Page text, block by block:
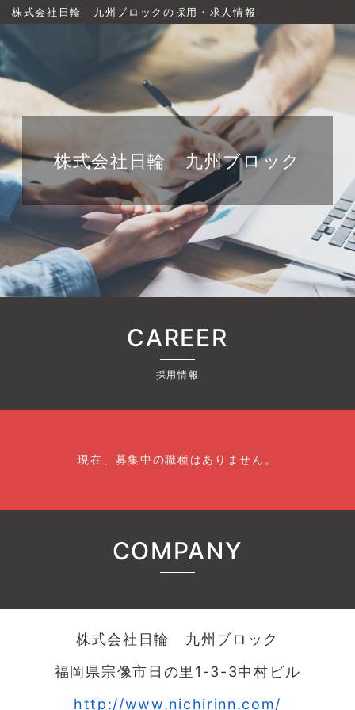
株式会社日輪 九州ブロックの採用・求人情報
株式会社日輪 九州ブロック
CAREER
採用情報
現在、募集中の職種はありません。
COMPANY
株式会社日輪 九州ブロック
福岡県宗像市日の里1-3-3中村ビル
http://www.nichirinn.com/